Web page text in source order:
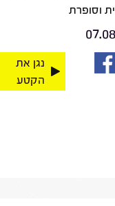
וסופרת
נגן את
הקטע